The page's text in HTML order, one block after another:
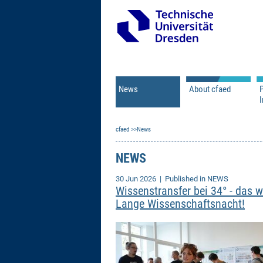
News
Open Calls
About cfaed
Infrastructure
cfaed News
NEWS
30 Jun 2026 | Published in NEWS
Wissenstransfer bei 34° - das
Lange Wissenschaftsnacht!